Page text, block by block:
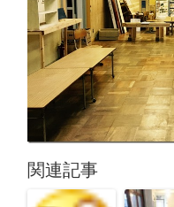
関連記事